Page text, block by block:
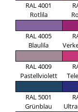
RAL 4001
Rotlila
RAL 4005
Blaulila
RAL 4009
Pastellviolett
RAL 5001
Grünblau